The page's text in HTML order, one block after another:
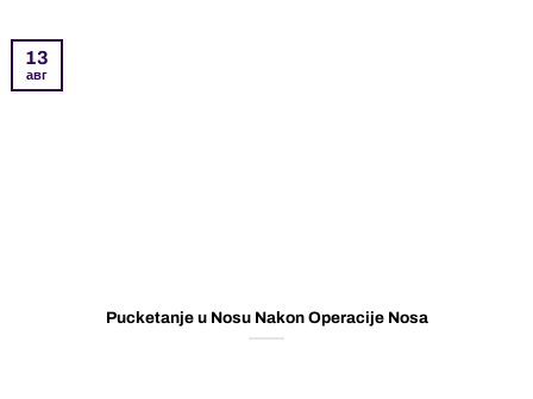
Pucketanje u Nosu Nakon Operacije Nosa
13
авг